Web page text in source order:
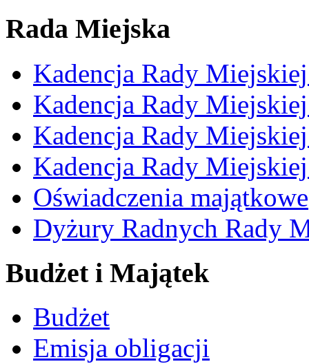
Rada Miejska
Kadencja Rady
Kadencja Rady
Kadencja Rady
Kadencja Rady
Oświadczenia majątkowe
Dyżury Radnych Rady
Budżet i Majątek
Budżet
Emisja obligacji